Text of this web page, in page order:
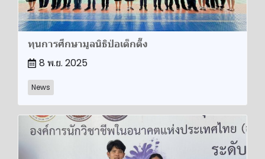
ทุนการศึกษามูลนิธิป่อเต็กตึ๊ง
8 พ.ย. 2025
News